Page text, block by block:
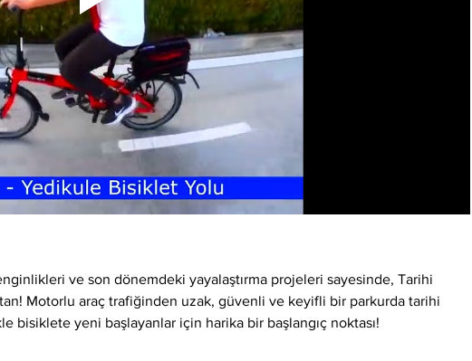
ve son dönemdeki yayalaştırma projeleri sayesinde, Tarihi
Motorlu araç trafiğinden uzak, güvenli ve keyifli bir parkurda tarihi
bisiklete yeni başlayanlar için harika bir başlangıç noktası!